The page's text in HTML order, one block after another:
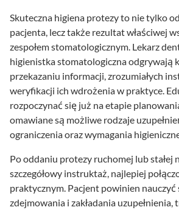
Skuteczna higiena protezy to nie tylko
pacjenta, lecz także rezultat właściwej
zespołem stomatologicznym. Lekarz
higienistka stomatologiczna odgrywają
przekazaniu informacji, zrozumiałych
weryfikacji ich wdrożenia w praktyce.
rozpoczynać się już na etapie
omawiane są możliwe rodzaje
ograniczenia oraz wymagania
Po oddaniu protezy ruchomej lub stałej
szczegółowy instruktaż, najlepiej
praktycznym. Pacjent powinien nauczyć
zdejmowania i zakładania uzupełnienia,